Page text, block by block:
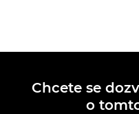
Chcete se
o